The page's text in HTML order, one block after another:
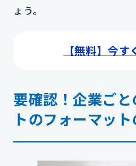
ょう。
【無料】今
要確認！企業ご
トのフォーマッ